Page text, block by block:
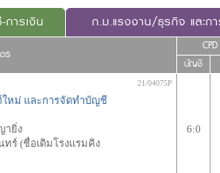
ารเงิน ก.ม.แรงงาน/ธุรกิจ และก
ร
CPD
บัญชี
หม่ และการจัดทำบัญชี
ายิ่ง
ทร์ (ชื่อเดิมโรงแรมคิง
21/04075P
6:0